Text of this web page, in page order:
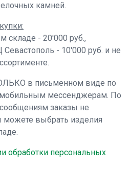
камней.
складе - 20'000 руб.,
- 10'000 руб. и не
в письменном виде по
мобильным мессенджерам. По
заказы не
выбрать изделия
персональных